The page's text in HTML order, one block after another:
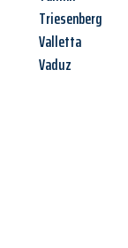
Triesenberg
Valletta
Vaduz